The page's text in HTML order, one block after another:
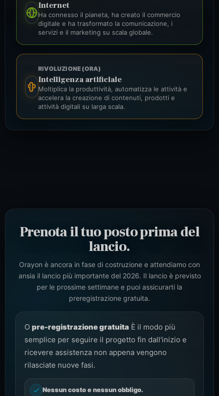
Internet
Ha connesso il pianeta, ha creato il commercio
digitale e ha trasformato la comunicazione, i
servizi e il marketing su scala globale.
RIVOLUZIONE (ORA)
Intelligenza artificiale
Moltiplica la produttività, automatizza le attività e
accelera la creazione di contenuti, prodotti e
attività digitali su larga scala.
Prenota il tuo posto prima del
lancio.
Orayon è ancora in fase di costruzione e attendiamo con
ansia il lancio più importante del 2026. Il lancio è previsto
per le prossime settimane e puoi assicurarti la
preregistrazione gratuita.
O pre-registrazione gratuita È il modo più
semplice per seguire il progetto fin dall'inizio e
ricevere assistenza non appena vengono
rilasciate nuove fasi.
Nessun costo e nessun obbligo.